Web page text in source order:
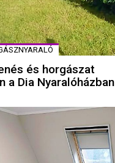
és horgászat
a Dia Nyaralóházban